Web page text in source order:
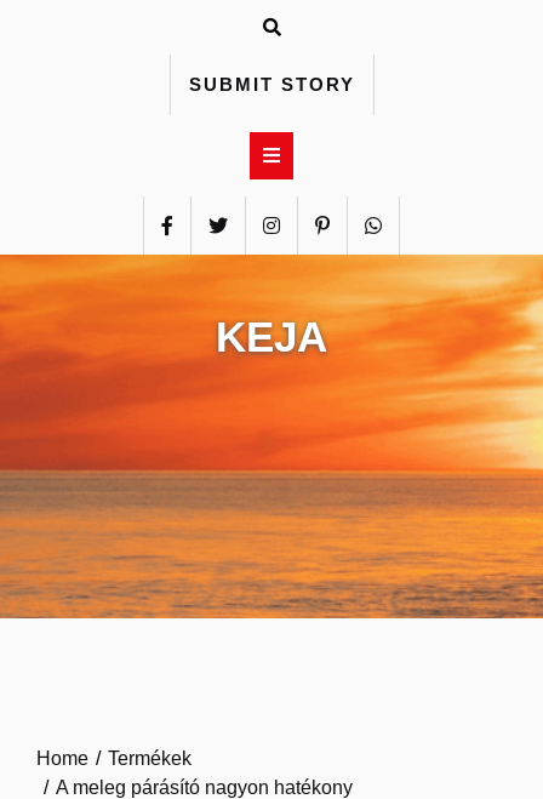
SUBMIT STORY
KEJA
Home
Termékek
A meleg párásító nagyon hatékony